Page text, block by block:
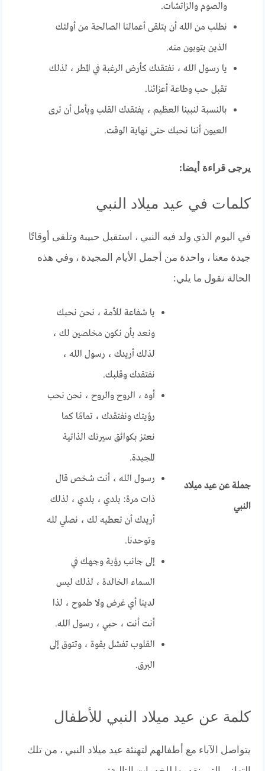
والصوم والزاتشات.
نطلب من الله أن يتلقى أعمالنا الصالحة من أولئك
الذين يتوبون منه.
يا رسول الله ، نفتقدك كأرض الرغبة في المطر ، لذلك
تقبل حب وطاعة أعزائنا.
بالنسبة لنبينا العظيم ، يفتقدك القلب ويأمل أن ترى
العيون أننا نحبك حتى نهاية الوقت.
يرجى قراءة أيضا:
كلمات في عيد ميلاد النبي
في اليوم الذي ولد فيه النبي ، استقبل حبيبة وتلقى أوقاتًا
جيدة معنا ، واحدة من أجمل الأيام المجيدة ، وفي هذه
الحالة نقول ما يلي:
جملة عن عيد ميلاد
النبي
يا شفاعة للأمة ، نحن نحبك
ونعد بأن نكون مخلصين لك ،
لذلك أريدك ، رسول الله ،
نفتقدك وقلبك.
أوه ، الروح والروح ، نحن نحب
رؤيتك ونفتقدك ، تمامًا كما
نعتز بكوائق سيرتك الذاتية
المجيدة.
رسول الله ، أنت شخص قال
ذات مرة: بلدي ، بلدي ، لذلك
أريدك أن تعطيه لك ، نصلي لله
وتوحدنا.
إلى جانب رؤية وجهك في
السماء الخالدة ، لذلك ليس
لدينا أي غرض ولا طموح ، لذا
أنت أنت ، حبي ، رسول الله.
القلوب تفشل بقوة ، وتتوق إلى
البرق.
كلمة عن عيد ميلاد النبي للأطفال
يتواصل الآباء مع أطفالهم لتهنئة عيد ميلاد النبي ، من تلك